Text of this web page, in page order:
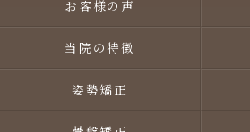
お客様の声
当院の特徴
姿勢矯正